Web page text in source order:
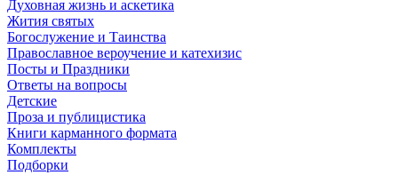
Духовная жизнь и аскетика
Жития святых
Богослужение и Таинства
Православное вероучение и катехизис
Посты и Праздники
Ответы на вопросы
Детские
Проза и публицистика
Книги карманного формата
Комплекты
Подборки